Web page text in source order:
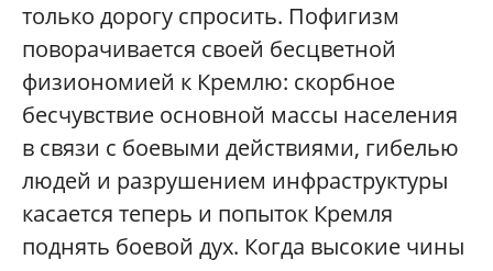
только дорогу спросить. Пофигизм
поворачивается своей бесцветной
физиономией к Кремлю: скорбное
бесчувствие основной массы населения
в связи с боевыми действиями, гибелью
людей и разрушением инфраструктуры
касается теперь и попыток Кремля
поднять боевой дух. Когда высокие чины